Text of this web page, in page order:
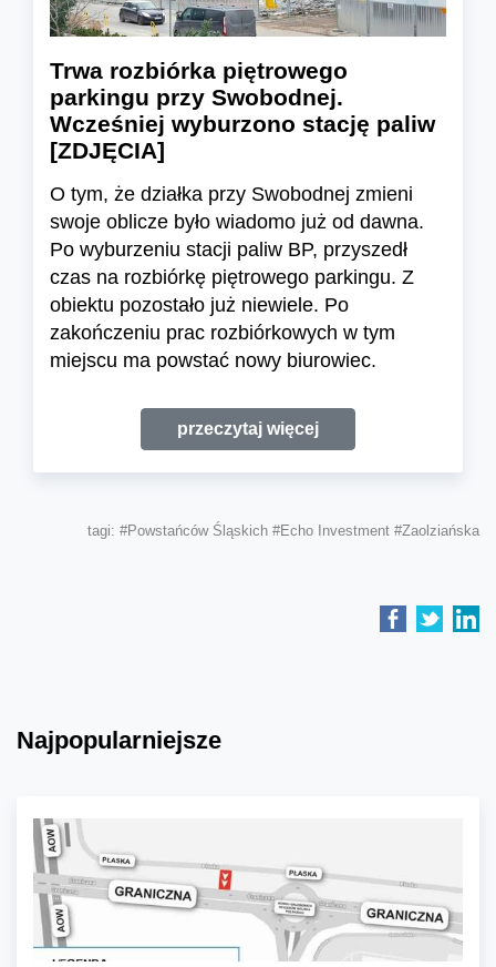
Trwa rozbiórka piętrowego
parkingu przy Swobodnej.
Wcześniej wyburzono stację paliw
[ZDJĘCIA]
O tym, że działka przy Swobodnej zmieni
swoje oblicze było wiadomo już od dawna.
Po wyburzeniu stacji paliw BP, przyszedł
czas na rozbiórkę piętrowego parkingu. Z
obiektu pozostało już niewiele. Po
zakończeniu prac rozbiórkowych w tym
miejscu ma powstać nowy biurowiec.
przeczytaj więcej
tagi: #Powstańców Śląskich #Echo Investment #Zaolziańska
Najpopularniejsze